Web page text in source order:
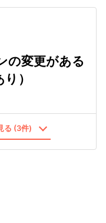
の変更がある
）
る (3件)